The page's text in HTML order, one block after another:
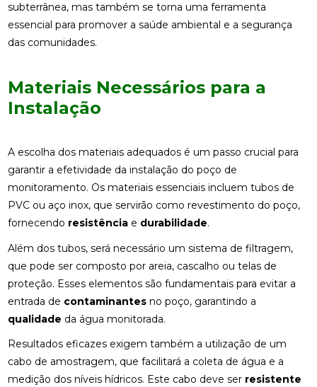
subterrânea, mas também se torna uma ferramenta
essencial para promover a saúde ambiental e a segurança
das comunidades.
Materiais Necessários para a
Instalação
A escolha dos materiais adequados é um passo crucial para
garantir a efetividade da instalação do poço de
monitoramento. Os materiais essenciais incluem tubos de
PVC ou aço inox, que servirão como revestimento do poço,
fornecendo resistênciae durabilidade.
Além dos tubos, será necessário um sistema de filtragem,
que pode ser composto por areia, cascalho ou telas de
proteção. Esses elementos são fundamentais para evitar a
entrada de contaminantesno poço, garantindo a
qualidade da água monitorada.
Resultados eficazes exigem também a utilização de um
cabo de amostragem, que facilitará a coleta de água e a
medição dos níveis hídricos. Este cabo deve ser resistente